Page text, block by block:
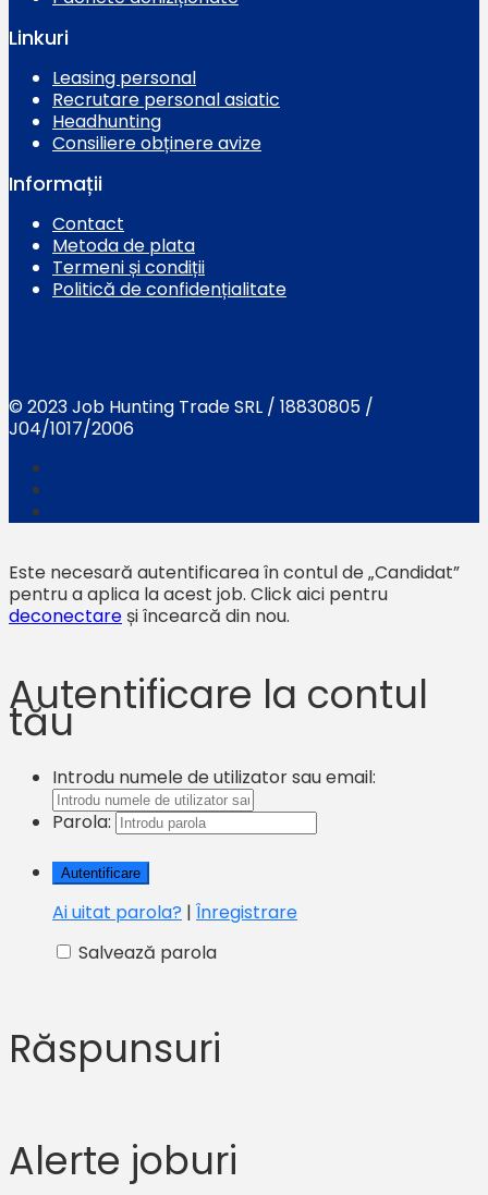
Linkuri
Leasing personal
Recrutare personal asiatic
Headhunting
Consiliere obținere avize
Informații
Contact
Metoda de plata
Termeni și condiții
Politică de confidențialitate
© 2023 Job Hunting Trade SRL / 18830805 /
J04/1017/2006
Este necesară autentificarea în contul de „Candidat”
pentru a aplica la acest job. Click aici pentru
deconectare și încearcă din nou.
Autentificare la contul
tău
Introdu numele de utilizator sau email:
Parola:
Ai uitat parola? | Înregistrare
Salvează parola
Răspunsuri
Alerte joburi